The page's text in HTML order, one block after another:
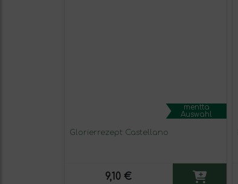
mentta
Auswahl
Glorierrezept Castellano
9,10 €